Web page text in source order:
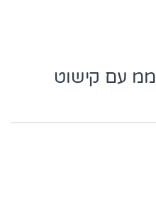
קולר עור ברוחב 30 ממ עם קישוט